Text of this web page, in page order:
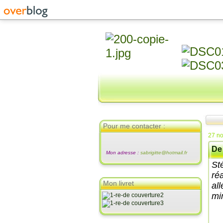
Pour me contacter :
Mon adresse : sabrigitte@hotmail.fr
Mon livret
27